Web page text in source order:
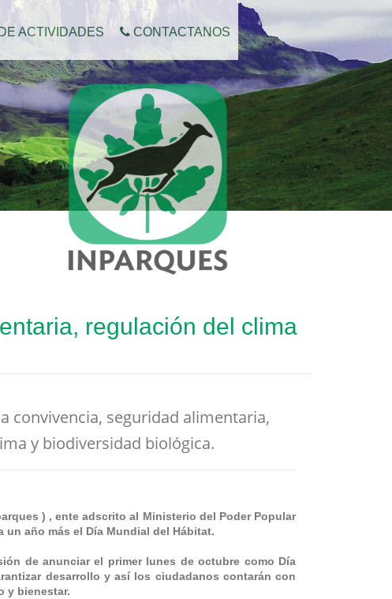
ACTIVIDADES CONTACTANOS
regulación del clima
convivencia, seguridad alimentaria,
y biodiversidad biológica.
) , ente adscrito al Ministerio del Poder Popular
un año más el Día Mundial del Hábitat.
de anunciar el primer lunes de octubre como Día
desarrollo y así los ciudadanos contarán con
y bienestar.